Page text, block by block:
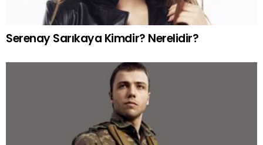
Serenay Sarıkaya Kimdir? Nerelidir?